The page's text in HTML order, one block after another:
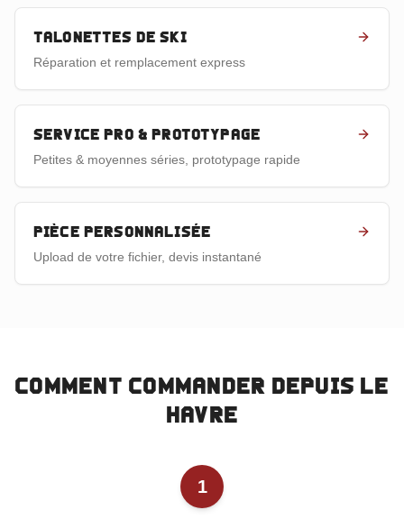
Talonettes de ski
Réparation et remplacement express
Service pro & prototypage
Petites & moyennes séries, prototypage rapide
Pièce personnalisée
Upload de votre fichier, devis instantané
Comment commander depuis Le
Havre
1